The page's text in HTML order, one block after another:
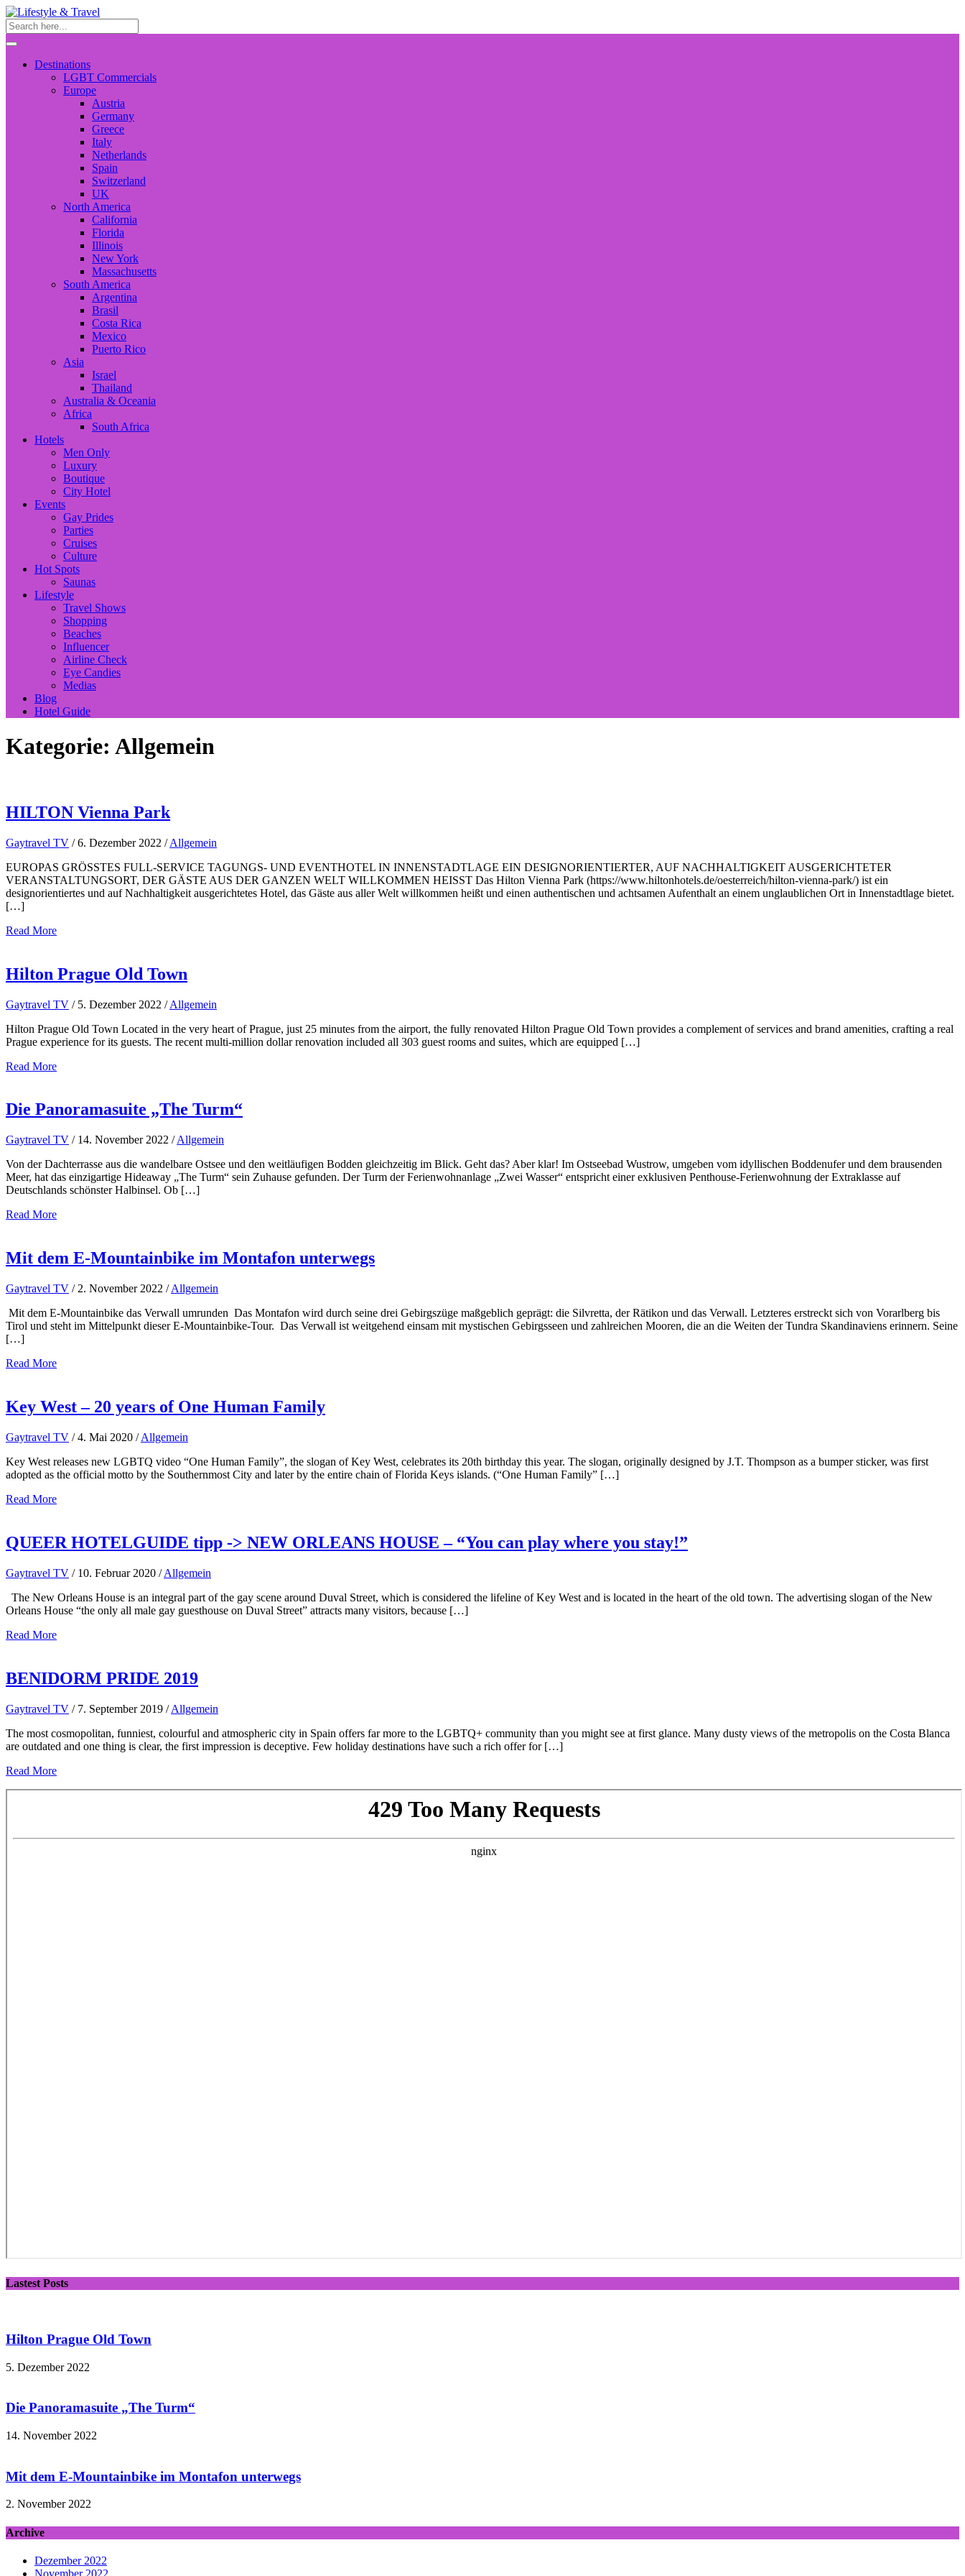
Destinations
LGBT Commercials
Europe
Austria
Germany
Greece
Italy
Netherlands
Spain
Switzerland
UK
North America
California
Florida
Illinois
New York
Massachusetts
South America
Argentina
Brasil
Costa Rica
Mexico
Puerto Rico
Asia
Israel
Thailand
Australia & Oceania
Africa
South Africa
Hotels
Men Only
Luxury
Boutique
City Hotel
Events
Gay Prides
Parties
Cruises
Culture
Hot Spots
Saunas
Lifestyle
Travel Shows
Shopping
Beaches
Influencer
Airline Check
Eye Candies
Medias
Blog
Hotel Guide
Kategorie: Allgemein
HILTON Vienna Park
Gaytravel TV / 6. Dezember 2022 / Allgemein
EUROPAS GRÖSSTES FULL-SERVICE TAGUNGS- UND EVENTHOTEL IN INNENSTADTLAGE EIN DESIGNORIENTIERTER, AUF NACHHALTIGKEIT AUSGERICHTETER
VERANSTALTUNGSORT, DER GÄSTE AUS DER GANZEN WELT WILLKOMMEN HEISST Das Hilton Vienna Park (https://www.hiltonhotels.de/oesterreich/hilton-vienna-park/) ist ein
designorientiertes und auf Nachhaltigkeit ausgerichtetes Hotel, das Gäste aus aller Welt willkommen heißt und einen authentischen und achtsamen Aufenthalt an einem unglaublichen Ort in Innenstadtlage bietet.
[…]
Read More
Hilton Prague Old Town
Gaytravel TV / 5. Dezember 2022 / Allgemein
Hilton Prague Old Town Located in the very heart of Prague, just 25 minutes from the airport, the fully renovated Hilton Prague Old Town provides a complement of services and brand amenities, crafting a real
Prague experience for its guests. The recent multi-million dollar renovation included all 303 guest rooms and suites, which are equipped […]
Read More
Die Panoramasuite „The Turm“
Gaytravel TV / 14. November 2022 / Allgemein
Von der Dachterrasse aus die wandelbare Ostsee und den weitläufigen Bodden gleichzeitig im Blick. Geht das? Aber klar! Im Ostseebad Wustrow, umgeben vom idyllischen Boddenufer und dem brausenden
Meer, hat das einzigartige Hideaway „The Turm“ sein Zuhause gefunden. Der Turm der Ferienwohnanlage „Zwei Wasser“ entspricht einer exklusiven Penthouse-Ferienwohnung der Extraklasse auf
Deutschlands schönster Halbinsel. Ob […]
Read More
Mit dem E-Mountainbike im Montafon unterwegs
Gaytravel TV / 2. November 2022 / Allgemein
Mit dem E-Mountainbike das Verwall umrunden Das Montafon wird durch seine drei Gebirgszüge maßgeblich geprägt: die Silvretta, der Rätikon und das Verwall. Letzteres erstreckt sich von Vorarlberg bis
Tirol und steht im Mittelpunkt dieser E-Mountainbike-Tour. Das Verwall ist weitgehend einsam mit mystischen Gebirgsseen und zahlreichen Mooren, die an die Weiten der Tundra Skandinaviens erinnern. Seine
[…]
Read More
Key West – 20 years of One Human Family
Gaytravel TV / 4. Mai 2020 / Allgemein
Key West releases new LGBTQ video “One Human Family”, the slogan of Key West, celebrates its 20th birthday this year. The slogan, originally designed by J.T. Thompson as a bumper sticker, was first
adopted as the official motto by the Southernmost City and later by the entire chain of Florida Keys islands. (“One Human Family” […]
Read More
QUEER HOTELGUIDE tipp -> NEW ORLEANS HOUSE – “You can play where you stay!”
Gaytravel TV / 10. Februar 2020 / Allgemein
The New Orleans House is an integral part of the gay scene around Duval Street, which is considered the lifeline of Key West and is located in the heart of the old town. The advertising slogan of the New
Orleans House “the only all male gay guesthouse on Duval Street” attracts many visitors, because […]
Read More
BENIDORM PRIDE 2019
Gaytravel TV / 7. September 2019 / Allgemein
The most cosmopolitan, funniest, colourful and atmospheric city in Spain offers far more to the LGBTQ+ community than you might see at first glance. Many dusty views of the metropolis on the Costa Blanca
are outdated and one thing is clear, the first impression is deceptive. Few holiday destinations have such a rich offer for […]
Read More
Lastest Posts
Hilton Prague Old Town
5. Dezember 2022
Die Panoramasuite „The Turm“
14. November 2022
Mit dem E-Mountainbike im Montafon unterwegs
2. November 2022
Archive
Dezember 2022
November 2022